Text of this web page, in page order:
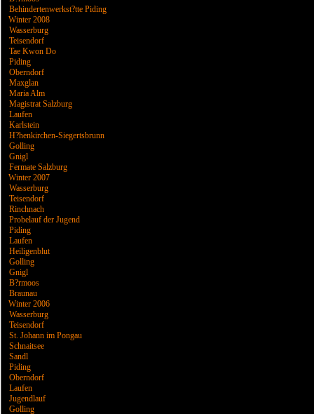
Behindertenwerkst?tte Piding
Winter 2008
Wasserburg
Teisendorf
Tae Kwon Do
Piding
Oberndorf
Maxglan
Maria Alm
Magistrat Salzburg
Laufen
Karlstein
H?henkirchen-Siegertsbrunn
Golling
Gnigl
Fermate Salzburg
Winter 2007
Wasserburg
Teisendorf
Rinchnach
Probelauf der Jugend
Piding
Laufen
Heiligenblut
Golling
Gnigl
B?rmoos
Braunau
Winter 2006
Wasserburg
Teisendorf
St. Johann im Pongau
Schnaitsee
Sandl
Piding
Oberndorf
Laufen
Jugendlauf
Golling